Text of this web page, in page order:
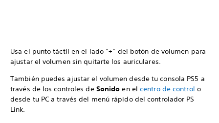
Usa el punto táctil en el lado “+” del botón de volumen para
ajustar el volumen sin quitarte los auriculares.
También puedes ajustar el volumen desde tu consola PS5 a
través de los controles de Sonidoen elcentro de control o
desde tu PC a través del menú rápido del controlador PS
Link.